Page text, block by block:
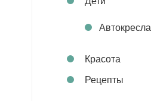
Автокресла
Красота
Рецепты